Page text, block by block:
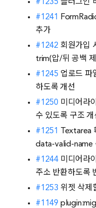
#1235 플러그인
#1241
추가
#1242 회원가입
trim(압/뒤 공백
#1245 업로드 파
하도록 개선
#1250 미디어라
수 있도록 구조 개
#1251
Textarea
data-valid-name
#1244 미디어라
주소 반환하도록
#1253 위젯 삭제
#1149